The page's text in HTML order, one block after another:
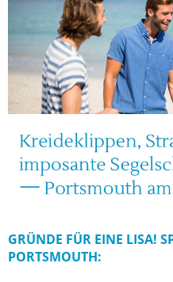
GRÜNDE FÜR EINE LISA!
PORTSMOUTH: